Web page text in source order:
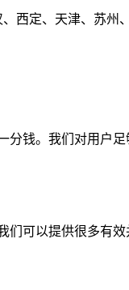
西定、天津、苏
钱。我们对用户
们可以提供很多有